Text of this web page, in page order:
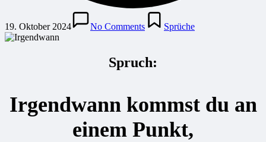
19. Oktober 2024 No Comments
Posted
in
Sprüche
Spruch:
Irgendwann kommst du an
einem Punkt,